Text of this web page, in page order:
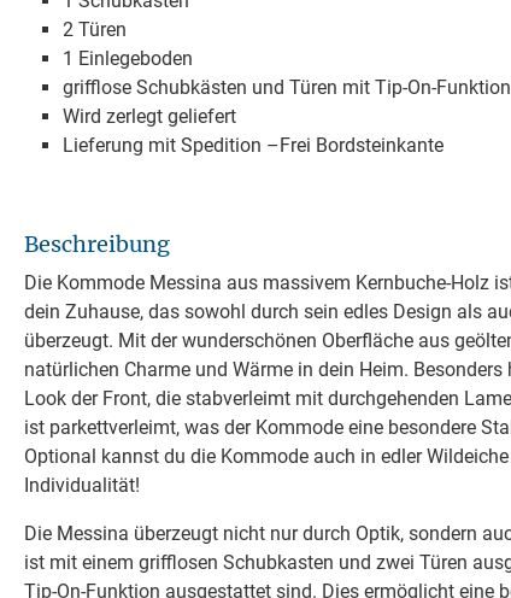
2 Türen
1 Einlegeboden
grifflose Schubkästen und Türen mit Tip-On-Funktion
Wird zerlegt geliefert
Lieferung mit Spedition –Frei Bordsteinkante
Beschreibung
Die Kommode Messina aus massivem Kernbuche-Holz
dein Zuhause, das sowohl durch sein edles Design als
überzeugt. Mit der wunderschönen Oberfläche aus
natürlichen Charme und Wärme in dein Heim.
Look der Front, die stabverleimt mit durchgehenden
ist parkettverleimt, was der Kommode eine besondere
Optional kannst du die Kommode auch in edler
Individualität!
Die Messina überzeugt nicht nur durch Optik, sondern
ist mit einem grifflosen Schubkasten und zwei Türen
Tip-On-Funktion ausgestattet sind. Dies ermöglicht eine